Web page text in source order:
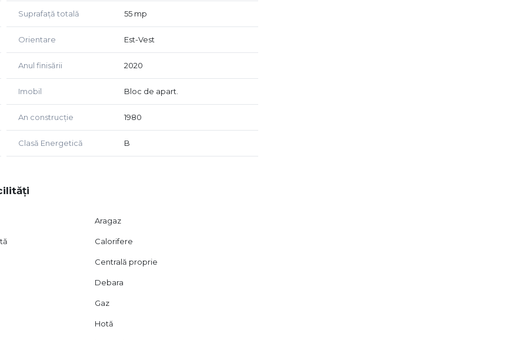
excelent de investiție.
Suprafață totală 55 mp
Orientare Est-Vest
Anul finisării 2020
Imobil Bloc de apart.
An construcție 1980
Clasă Energetică B
Aragaz
Calorifere
Centrală proprie
Debara
Gaz
Hotă